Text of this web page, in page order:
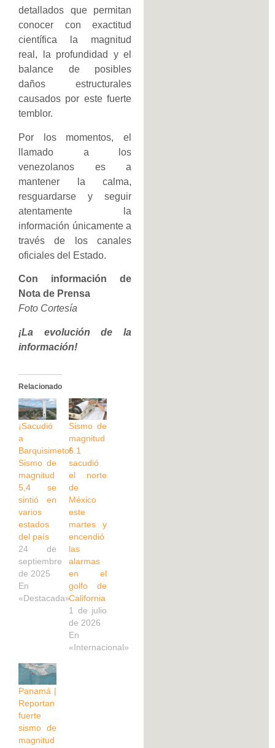
detallados que permitan
conocer con exactitud
científica la magnitud
real, la profundidad y el
balance de posibles
daños estructurales
causados por este fuerte
temblor.
Por los momentos, el
llamado a los
venezolanos es a
mantener la calma,
resguardarse y seguir
atentamente la
información únicamente a
través de los canales
oficiales del Estado.
Con información de
Nota de Prensa
Foto Cortesía
¡La evolución de la
información!
Relacionado
¡Sacudió
a
Barquisimeto!
Sismo de
magnitud
5,4 se
sintió en
varios
estados
del país
24 de
septiembre
de 2025
En
«Destacada»
Sismo de
magnitud
6.1
sacudió
el norte
de
México
este
martes y
encendió
las
alarmas
en el
golfo de
California
1 de julio
de 2026
En
«Internacional»
Panamá |
Reportan
fuerte
sismo de
magnitud